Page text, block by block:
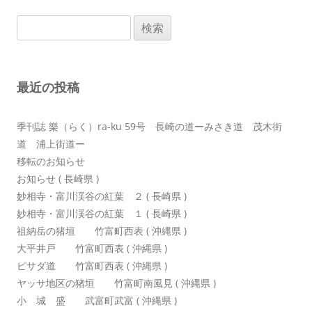
ョ
索:
最近の投稿
季刊誌 樂（らく）ra-ku 59号 長崎の道ーみさき道 茂木街
道 浦上街道ー
移転のお知らせ
お知らせ ( 長崎県 )
妙相寺・富川渓谷の紅葉 ２ ( 長崎県 )
妙相寺・富川渓谷の紅葉 １ ( 長崎県 )
祖納岳の猪垣 竹富町西表 ( 沖縄県 )
大平井戸 竹富町西表 ( 沖縄県 )
ピサダ道 竹富町西表 ( 沖縄県 )
ヤッサ地区の猪垣 竹富町南風見 ( 沖縄県 )
小 城 盛 武富町武富 ( 沖縄県 )